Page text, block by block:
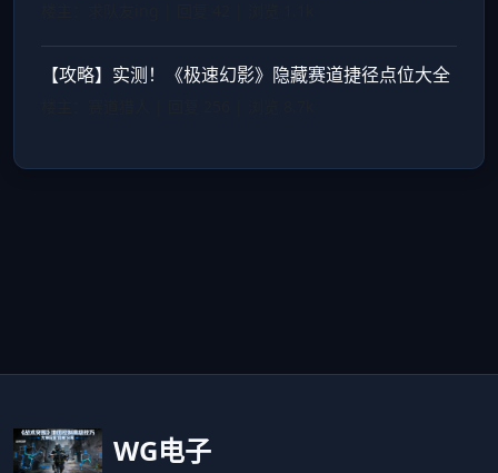
【攻略】实测！《极速幻影》隐藏赛道捷径点位大全
WG电子